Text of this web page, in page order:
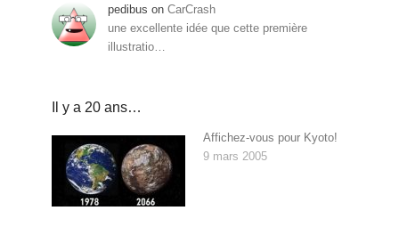
pedibus on CarCrash
une excellente idée que cette première
illustratio…
Il y a 20 ans…
Affichez-vous pour Kyoto!
9 mars 2005